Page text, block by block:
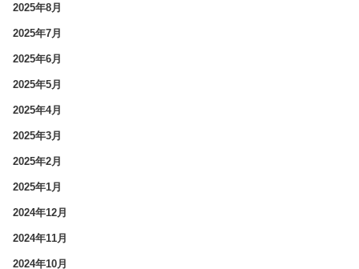
2025年8月
2025年7月
2025年6月
2025年5月
2025年4月
2025年3月
2025年2月
2025年1月
2024年12月
2024年11月
2024年10月